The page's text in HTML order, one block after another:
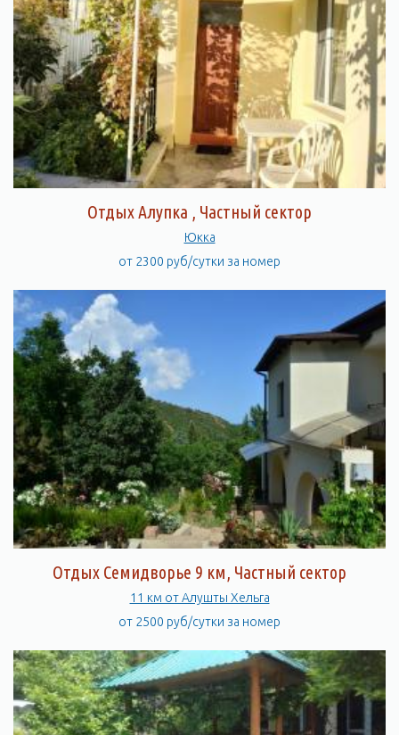
Отдых Алупка , Частный сектор
Юкка
от 2300 руб/сутки за номер
Отдых Семидворье 9 км, Частный сектор
11 км от Алушты Хельга
от 2500 руб/сутки за номер